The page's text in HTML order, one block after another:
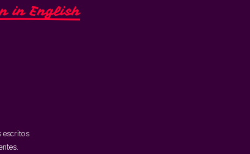
in English
escritos